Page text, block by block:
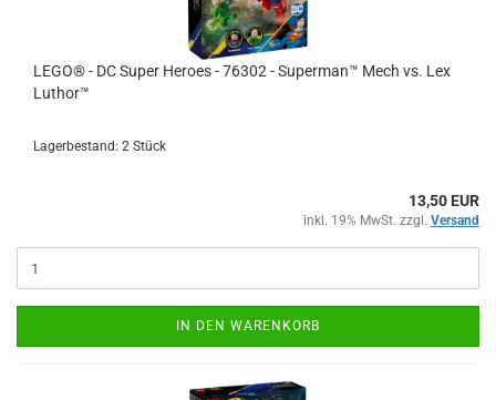
LEGO® - DC Super Heroes - 76302 - Superman™ Mech vs. Lex
Luthor™
Lagerbestand: 2 Stück
13,50 EUR
inkl. 19% MwSt. zzgl. Versand
IN DEN WARENKORB